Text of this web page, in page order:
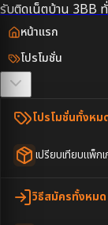
รับติดเน็ตบ้าน 3BB
หน้าแรก
โปรโมชั่น
โปรโมชั่นทั้งหม
เปรียบเทียบแพ็ก
ตรวจสอบพื้นที่
วิธีสมัครทั้งหมด
อุปกรณ์